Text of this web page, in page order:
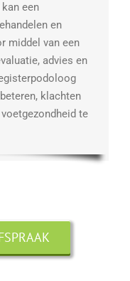
een
en
middel van een
advies en
klachten
te